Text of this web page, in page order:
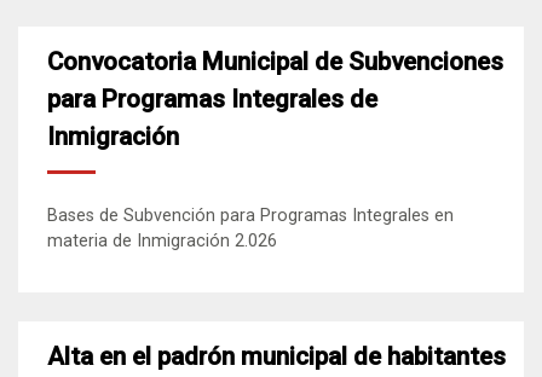
Convocatoria Municipal de Subvenciones
para Programas Integrales de
Inmigración
Bases de Subvención para Programas Integrales en
materia de Inmigración 2.026
Alta en el padrón municipal de habitantes